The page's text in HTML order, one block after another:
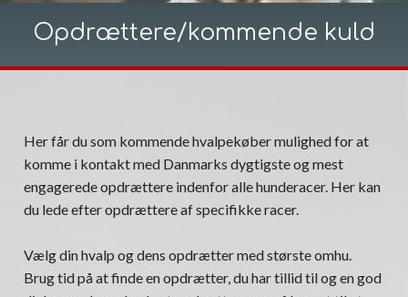
Opdrættere/kommende kuld
Her får du som kommende hvalpekøber mulighed for at
komme i kontakt med Danmarks dygtigste og mest
engagerede opdrættere indenfor alle hunderacer. Her kan
du lede efter opdrættere af specifikke racer.
Vælg din hvalp og dens opdrætter med største omhu.
Brug tid på at finde en opdrætter, du har tillid til og en god